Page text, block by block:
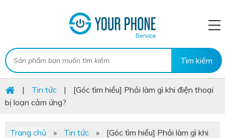
| Tin tức |
[Góc tìm hiểu] Phải làm gì khi điện thoại
bị loạn cảm ứng?
Trang chủ » Tin tức »
[Góc tìm hiểu] Phải làm gì khi